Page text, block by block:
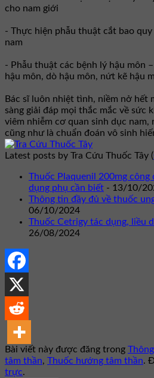
cho nam giới
- Thực hiện phẫu thuật cắt bao
nam
- Phẫu thuật các bệnh lý hậu môn
hậu môn, dò hậu môn, nứt kẽ hậu
Bác sĩ luôn nhiệt tình, niềm nở hết
sàng giải đáp mọi thắc mắc về sức
viêm nhiễm cơ quan sinh dục nam,
cũng như là chuẩn đoán vô sinh
Latest posts by Tra Cứu Thuốc Tây (
Thuốc Plaquenil 200mg công
dụng phụ cần biết - 13/10/
Thông tin đầy đủ về thuốc
06/10/2024
Thuốc Cetrigy tác dụng, liều
26/08/2024
Bài viết này được đăng trong
tâm thần, Thuốc hướng tâm thần.
trực.